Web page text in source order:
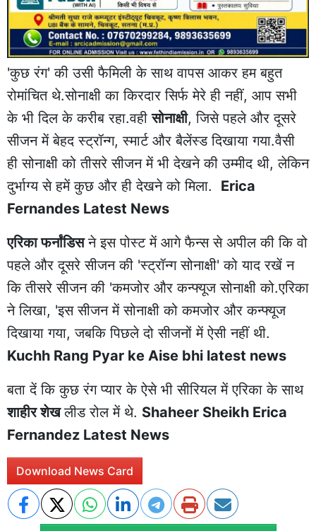
'कुछ रंग' की उसी फैमिली के साथ वापस आकर हम बहुत
रोमांचित थे.सोनाक्षी का किरदार सिर्फ मेरे ही नहीं, आप सभी
के भी दिल के करीब रहा.वहीसोनाक्षी, जिसे पहले और दूसरे
सीजन में बेहद स्ट्रॉन्ग, स्मार्ट और बैलेंस्ड दिखाया गया.वैसी
ही सोनाक्षी को तीसरे सीजन में भी देखने की उम्मीद थी, लेकिन
दुर्भाग्य से हमें कुछ और ही देखने को मिला. Erica
Fernandes Latest News
एरिका फर्नांडिसने इस पोस्ट में आगे फैन्स से अपील की कि वो
पहले और दूसरे सीजन की 'स्ट्रॉन्ग सोनाक्षी' को याद रखें न
कि तीसरे सीजन की 'कमजोर और कन्फ्यूज सोनाक्षी को.एरिका
ने लिखा, 'इस सीजन में सोनाक्षी को कमजोर और कन्फ्यूज
दिखाया गया, जबकि पिछले दो सीजनों में ऐसी नहीं थी.
Kuchh Rang Pyar ke Aise bhi latest news
बता दें कि कुछ रंग प्यार के ऐसे भी सीरियल में एरिका के साथ
शाहीर शेखलीड रोल में थे. Shaheer Sheikh Erica
Fernandez Latest News
Download News Card